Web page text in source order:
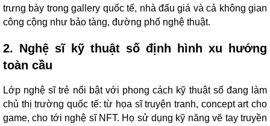
trưng bày trong gallery quốc tế, nhà đấu giá và cả không gian
công cộng như bảo tàng, đường phố nghệ thuật.
2. Nghệ sĩ kỹ thuật số định hình xu hướng
toàn cầu
Lớp nghệ sĩ trẻ nổi bật với phong cách kỹ thuật số đang làm
chủ thị trường quốc tế: từ họa sĩ truyện tranh, concept art cho
game, cho tới nghệ sĩ NFT. Họ sử dụng kỹ năng vẽ tay truyền